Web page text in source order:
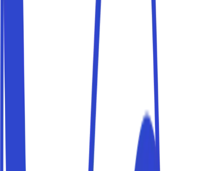
Buche einen Parkplatz in der Nähe von Piazzale
Michelangelo und erreiche dein Ziel bequem zu Fuß.
Parkito-Stellplätze sind privat, geprüft und in wenigen
Minuten buchbar.
Parkplatz Firenze Santa Maria Novella
Musst du einen Zug nehmen? Stell dein Auto auf einem
privaten Parkplatz in der Nähe des Bahnhofs Firenze
Santa Maria Novella ab – günstiger als offizielle
Parkhäuser und im Voraus buchbar.
Parken außerhalb der ZTL von Firenze (ZTL
Centro)
Das Zentrum von Firenze unterliegt der Umweltzone ZTL